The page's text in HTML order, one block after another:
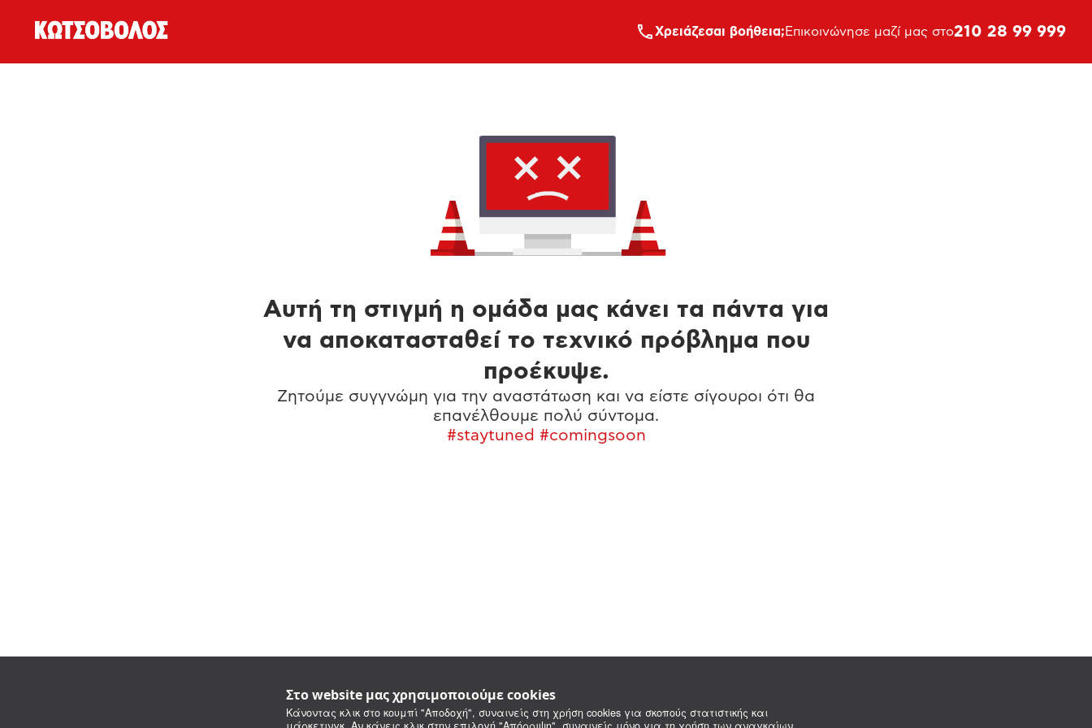
Στο website μας χρησιμοποιούμε cookies
Κάνοντας κλικ στο κουμπί "Αποδοχή", συναινείς στη χρήση cookies για σκοπούς στατιστικής και
Xρειάζεσαι βοήθεια; Επικοινώνησε μαζί μας στο210 28 99 999
Αυτή τη στιγμή η ομάδα μας κάνει τα πάντα για
να αποκατασταθεί το τεχνικό πρόβλημα που
προέκυψε.
Ζητούμε συγγνώμη για την αναστάτωση και να είστε σίγουροι ότι θα
επανέλθουμε πολύ σύντομα.
#staytuned #comingsoon